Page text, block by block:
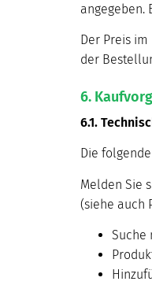
angegeben.
Der Preis
der
6.
6.1.
Die
Melden Sie
(siehe auch
Suche